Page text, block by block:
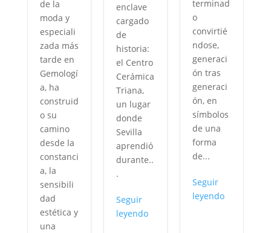
de la
moda y
especiali
zada más
tarde en
Gemologí
a, ha
construid
o su
camino
desde la
constanci
a, la
sensibili
dad
estética y
una
enclave
cargado
de
historia:
el Centro
Cerámica
Triana,
un lugar
donde
Sevilla
aprendió
durante..
.
Seguir
leyendo
terminad
o
convirtié
ndose,
generaci
ón tras
generaci
ón, en
símbolos
de una
forma
de...
Seguir
leyendo